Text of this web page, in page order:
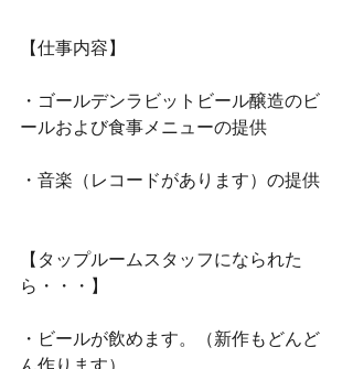
【仕事内容】
・ゴールデンラビットビール醸造のビ
ールおよび食事メニューの提供
・音楽（レコードがあります）の提供
【タップルームスタッフになられた
ら・・・】
・ビールが飲めます。（新作もどんど